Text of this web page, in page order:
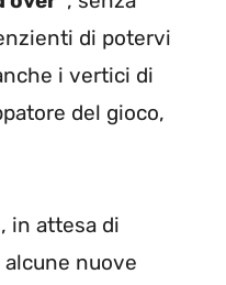
di potervi
i vertici di
del gioco,
in attesa di
nuove